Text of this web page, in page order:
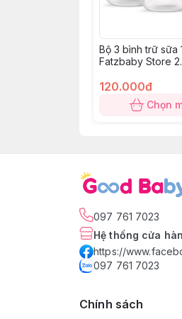
Bộ 3 bình trữ sữa
Fatzbaby Store 2
120.000đ
Chọn
097 761 7023
Hệ thống cửa
https://
097 761 7023
Chính sách